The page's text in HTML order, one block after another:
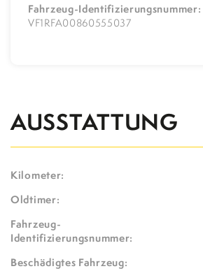
Fahrzeug-Identifizierungsnummer:
VF1RFA00860555037
AUSSTATTUNG
Kilometer:
Oldtimer:
Fahrzeug-
Identifizierungsnummer:
Beschädigtes Fahrzeug: